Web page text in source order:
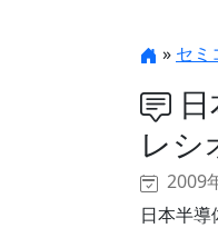
» セミ
レシ
2009
日本半